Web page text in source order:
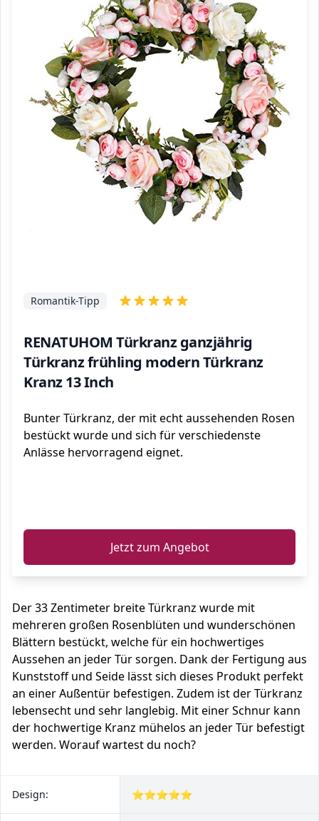
RENATUHOM Türkranz ganzjährig
Türkranz frühling modern Türkranz
Kranz 13 Inch
Romantik-Tipp
Bunter Türkranz, der mit echt aussehenden Rosen
bestückt wurde und sich für verschiedenste
Anlässe hervorragend eignet.
Jetzt zum Angebot
Der 33 Zentimeter breite Türkranz wurde mit
mehreren großen Rosenblüten und wunderschönen
Blättern bestückt, welche für ein hochwertiges
Aussehen an jeder Tür sorgen. Dank der Fertigung aus
Kunststoff und Seide lässt sich dieses Produkt perfekt
an einer Außentür befestigen. Zudem ist der Türkranz
lebensecht und sehr langlebig. Mit einer Schnur kann
der hochwertige Kranz mühelos an jeder Tür befestigt
werden. Worauf wartest du noch?
Design: ⭐⭐⭐⭐⭐